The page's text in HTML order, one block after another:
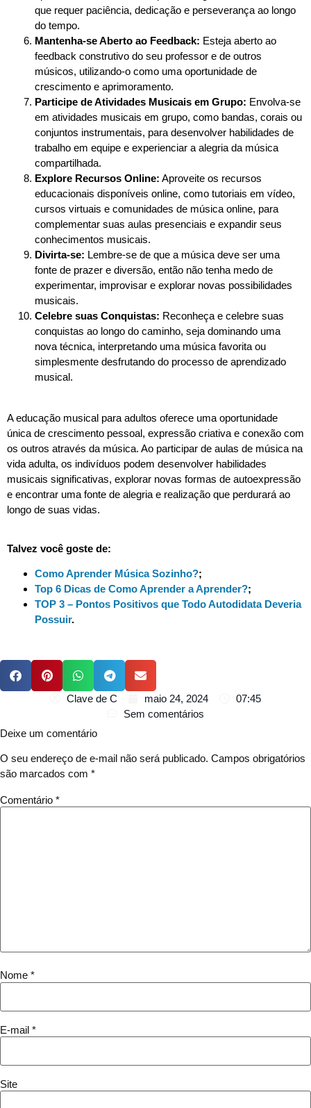
que requer paciência, dedicação e perseverança ao longo
do tempo.
Mantenha-se Aberto ao Feedback: Esteja aberto ao
feedback construtivo do seu professor e de outros
músicos, utilizando-o como uma oportunidade de
crescimento e aprimoramento.
Participe de Atividades Musicais em Grupo: Envolva-se
em atividades musicais em grupo, como bandas, corais ou
conjuntos instrumentais, para desenvolver habilidades de
trabalho em equipe e experienciar a alegria da música
compartilhada.
Explore Recursos Online: Aproveite os recursos
educacionais disponíveis online, como tutoriais em vídeo,
cursos virtuais e comunidades de música online, para
complementar suas aulas presenciais e expandir seus
conhecimentos musicais.
Divirta-se: Lembre-se de que a música deve ser uma
fonte de prazer e diversão, então não tenha medo de
experimentar, improvisar e explorar novas possibilidades
musicais.
Celebre suas Conquistas: Reconheça e celebre suas
conquistas ao longo do caminho, seja dominando uma
nova técnica, interpretando uma música favorita ou
simplesmente desfrutando do processo de aprendizado
musical.
A educação musical para adultos oferece uma oportunidade
única de crescimento pessoal, expressão criativa e conexão com
os outros através da música. Ao participar de aulas de música na
vida adulta, os indivíduos podem desenvolver habilidades
musicais significativas, explorar novas formas de autoexpressão
e encontrar uma fonte de alegria e realização que perdurará ao
longo de suas vidas.
Talvez você goste de:
Como Aprender Música Sozinho?;
Top 6 Dicas de Como Aprender a Aprender?;
TOP 3 – Pontos Positivos que Todo Autodidata Deveria
Possuir.
Clave de C maio 24, 2024
07:45
Sem comentários
Deixe um comentário
O seu endereço de e-mail não será publicado. Campos obrigatórios
são marcados com *
Comentário *
Nome *
E-mail *
Site